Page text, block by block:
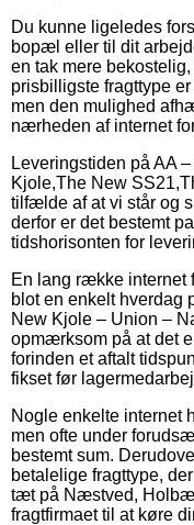
Du kunne ligeledes
bopæl eller til dit
en tak mere
prisbilligste fragttype
men den mulighed
nærheden af internet
Leveringstiden på AA
Kjole,The New
tilfælde af at vi står og
derfor er det bestemt
tidshorisonten for
En lang række internet
blot en enkelt hverdag
New Kjole – Union –
opmærksom på at det
forinden et aftalt
fikset før
Nogle enkelte internet
men ofte under
bestemt sum.
betalelige fragttype,
tæt på Næstved,
fragtfirmaet til at køre